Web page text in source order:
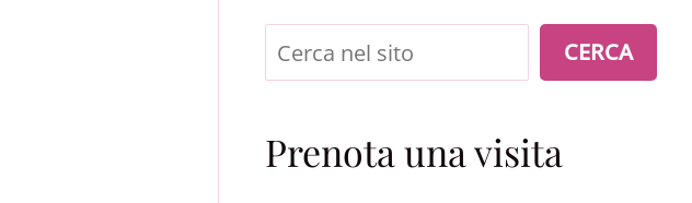
Cerca CERCA
Prenota una visita